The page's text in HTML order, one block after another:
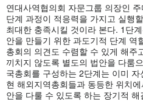
연대사역협의회 자문그룹 의장인
단계 과정이 적응력을 가지고 실행
최대한 충족시킬 것이라 본다. 1단
안을 만들기 위한 과도기적 단계 역
총회의 의견도 수렴할 수 있게 해주
끼치지 않도록 별도의 법안을 다룸
국총회를 구성하는 2단계는 이미
현 해외지역총회들과 동등한 위치
안을 다룰 수 있도록 하는 장기적 해